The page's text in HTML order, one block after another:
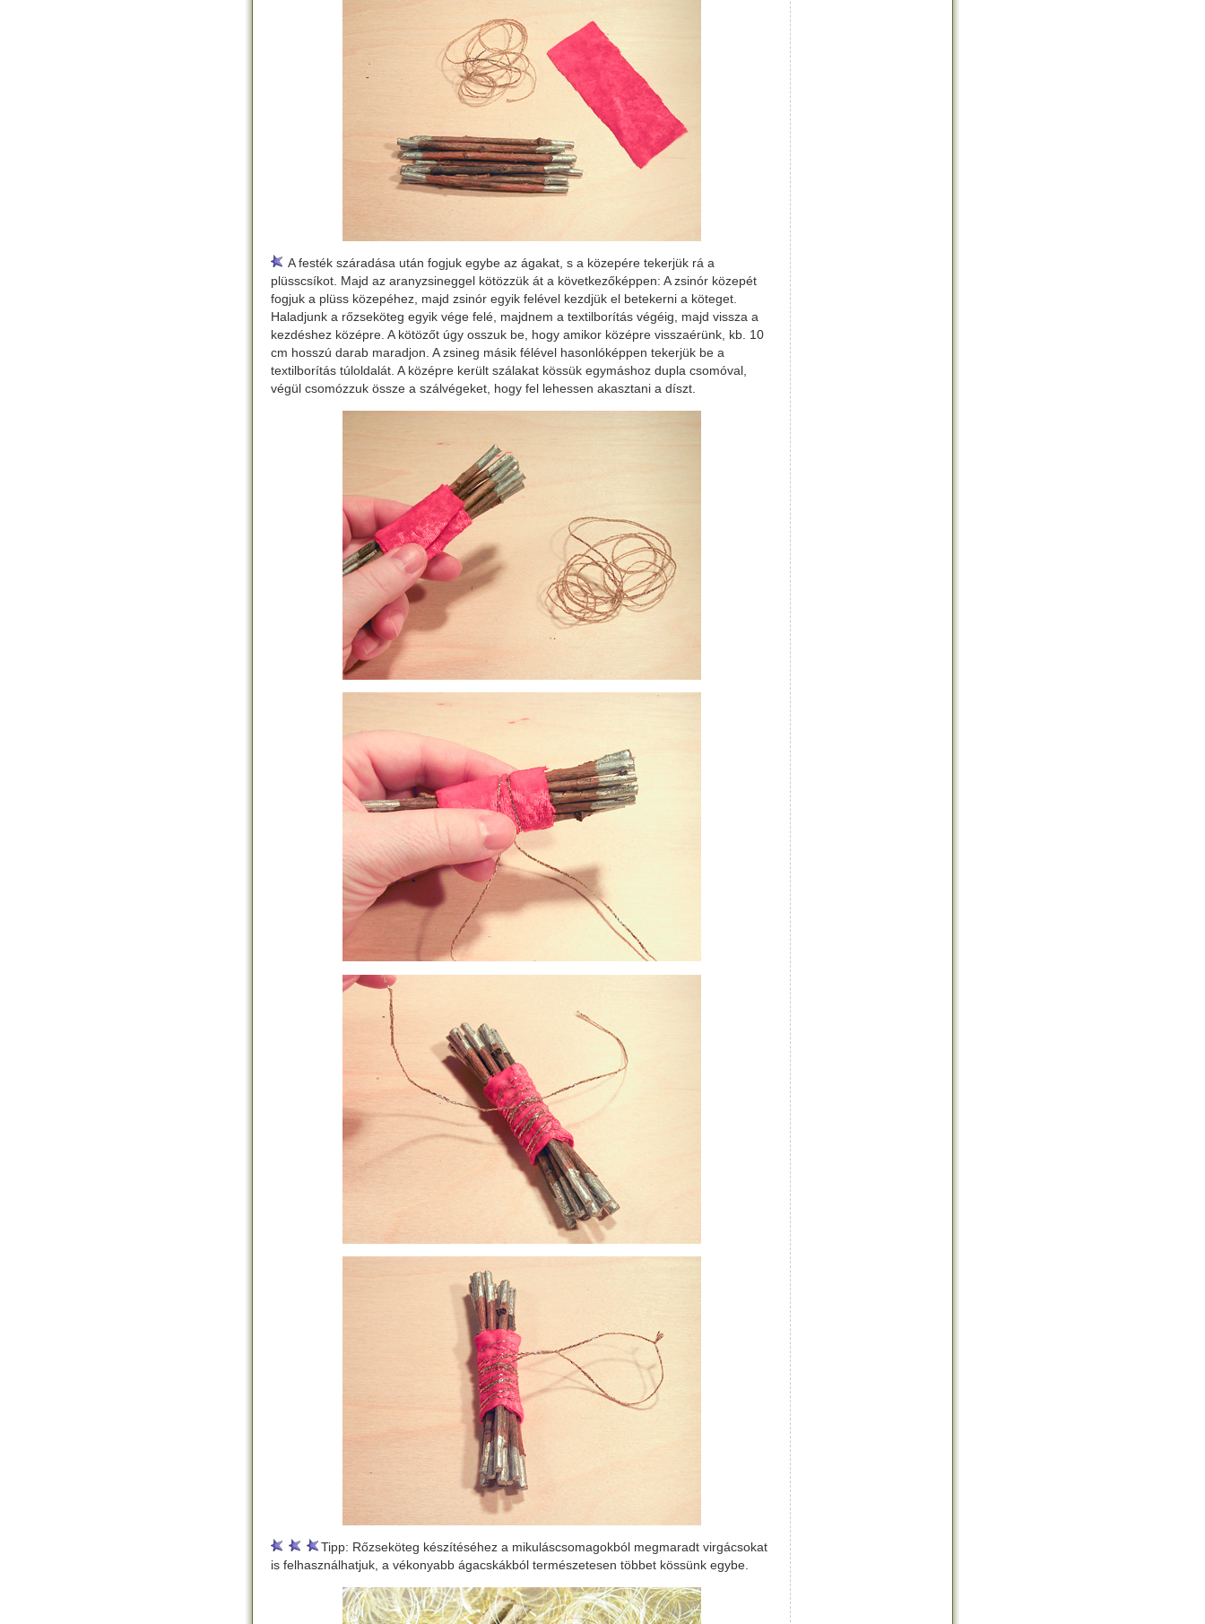
A festék száradása után fogjuk egybe az ágakat, s a közepére tekerjük rá a
plüsscsíkot. Majd az aranyzsineggel kötözzük át a következőképpen: A zsinór közepét
fogjuk a plüss közepéhez, majd zsinór egyik felével kezdjük el betekerni a köteget.
Haladjunk a rőzseköteg egyik vége felé, majdnem a textilborítás végéig, majd vissza a
kezdéshez középre. A kötözőt úgy osszuk be, hogy amikor középre visszaérünk, kb. 10
cm hosszú darab maradjon. A zsineg másik félével hasonlóképpen tekerjük be a
textilborítás túloldalát. A középre került szálakat kössük egymáshoz dupla csomóval,
végül csomózzuk össze a szálvégeket, hogy fel lehessen akasztani a díszt.
Tipp: Rőzseköteg készítéséhez a mikuláscsomagokból megmaradt virgácsokat
is felhasználhatjuk, a vékonyabb ágacskákból természetesen többet kössünk egybe.